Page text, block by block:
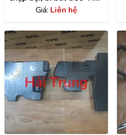
2014-2022
Giá: Liên hệ